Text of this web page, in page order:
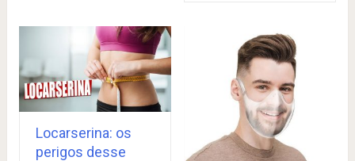
Locarserina: os
perigos desse